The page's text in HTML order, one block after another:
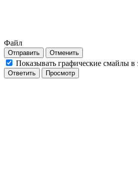
Файл
Отправить Отменить
Показывать графические смайлы